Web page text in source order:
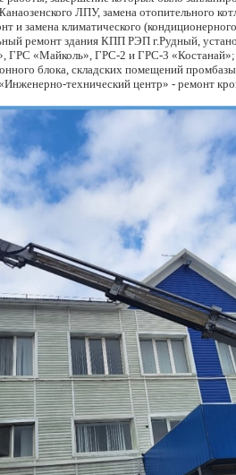
ЛПУ, замена отопительного
замена климатического
ремонт здания КПП РЭП г.Рудный,
ГРС «Майколь», ГРС-2 и ГРС-3
блока, складских помещений
технический центр» - ремонт